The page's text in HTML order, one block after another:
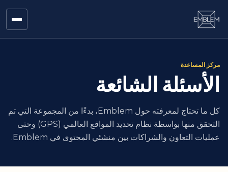
مركز المساعدة
الأسئلة الشائعة
كل ما تحتاج لمعرفته حول Emblem، بدءًا من المجموعة التي تم
التحقق منها بواسطة نظام تحديد المواقع العالمي (GPS) وحتى
عمليات التعاون والشراكات بين منشئي المحتوى في Emblem.